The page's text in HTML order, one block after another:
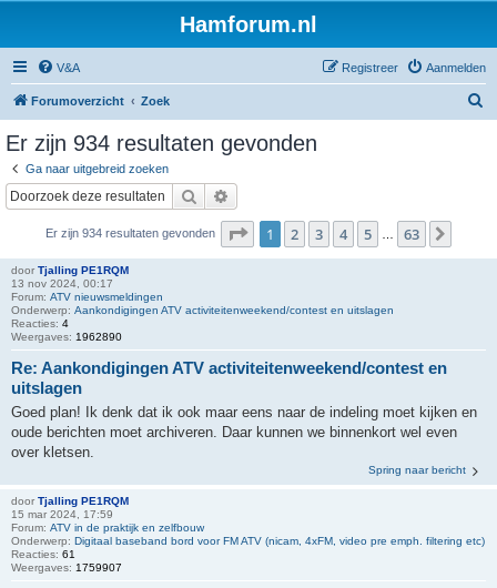
Hamforum.nl
V&A Aanmelden
Registreer
Forumoverzicht Zoek
Er zijn 934 resultaten gevonden
Ga naar uitgebreid zoeken
Zoek
Er zijn 934 resultaten gevonden Pagina van 63
1 2 3 4 5 63
door Tjalling PE1RQM
13 nov 2024, 00:17
Forum: ATV nieuwsmeldingen
Onderwerp: Aankondigingen ATV activiteitenweekend/contest en uitslagen
Reacties: 4
Weergaves: 1962890
Re: Aankondigingen ATV activiteitenweekend/contest en
uitslagen
Goed plan! Ik denk dat ik ook maar eens naar de indeling moet kijken en
oude berichten moet archiveren. Daar kunnen we binnenkort wel even
over kletsen.
Spring naar bericht
door Tjalling PE1RQM
15 mar 2024, 17:59
Forum: ATV in de praktijk en zelfbouw
Onderwerp: Digitaal baseband bord voor FM ATV (nicam, 4xFM, video pre emph. filtering etc)
Reacties: 61
Weergaves: 1759907